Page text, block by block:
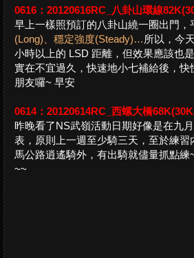
0616：20120616RC_八卦山環線
早上一樣照預訂的八卦山繞一圈出門，
(Long)、穩定強度(Steady)… 所以，今
小時以上的 LSD 距離，但效果應該也
實在不宜過久，快速地小七補給後，
朋友囉~ 早安
0614：20120614RC_西螺大橋
昨晚看了NS武嶺活動日期好像是在九
表，原則上一週至少騎三天，至於練
馬公路逍遙騎外，有出騎就儘量抓點
~~